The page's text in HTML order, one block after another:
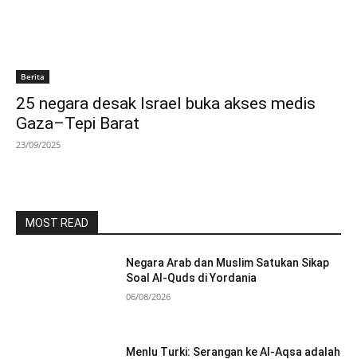
Berita
25 negara desak Israel buka akses medis
Gaza–Tepi Barat
23/09/2025
MOST READ
Negara Arab dan Muslim Satukan Sikap
Soal Al-Quds di Yordania
06/08/2026
Menlu Turki: Serangan ke Al-Aqsa adalah